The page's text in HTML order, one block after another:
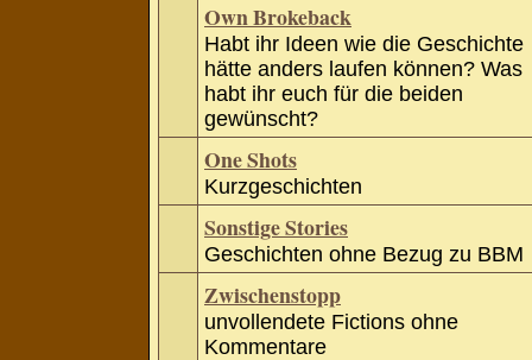
Own Brokeback
Habt ihr Ideen wie die Geschichte
hätte anders laufen können? Was
habt ihr euch für die beiden
gewünscht?
One Shots
Kurzgeschichten
Sonstige Stories
Geschichten ohne Bezug zu BBM
Zwischenstopp
unvollendete Fictions ohne
Kommentare